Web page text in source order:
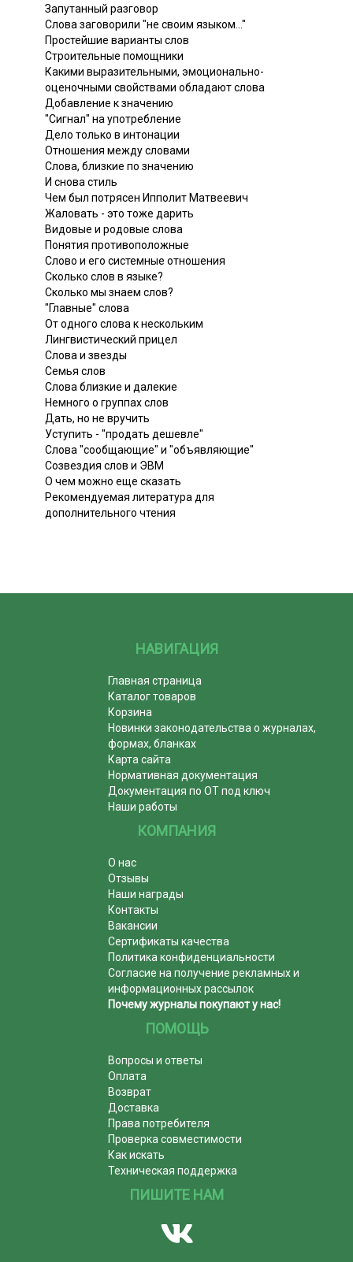
Запутанный разговор
Слова заговорили "не своим языком..."
Простейшие варианты слов
Строительные помощники
Какими выразительными, эмоционально-
оценочными свойствами обладают слова
Добавление к значению
"Сигнал" на употребление
Дело только в интонации
Отношения между словами
Слова, близкие по значению
И снова стиль
Чем был потрясен Ипполит Матвеевич
Жаловать - это тоже дарить
Видовые и родовые слова
Понятия противоположные
Слово и его системные отношения
Сколько слов в языке?
Сколько мы знаем слов?
"Главные" слова
От одного слова к нескольким
Лингвистический прицел
Слова и звезды
Семья слов
Слова близкие и далекие
Немного о группах слов
Дать, но не вручить
Уступить - "продать дешевле"
Слова "сообщающие" и "объявляющие"
Созвездия слов и ЭВМ
О чем можно еще сказать
Рекомендуемая литература для
дополнительного чтения
НАВИГАЦИЯ
Главная страница
Каталог товаров
Корзина
Новинки законодательства о журналах,
формах, бланках
Карта сайта
Нормативная документация
Документация по ОТ под ключ
Наши работы
КОМПАНИЯ
О нас
Отзывы
Наши награды
Контакты
Вакансии
Сертификаты качества
Политика конфиденциальности
Согласие на получение рекламных и
информационных рассылок
Почему журналы покупают у нас!
ПОМОЩЬ
Вопросы и ответы
Оплата
Возврат
Доставка
Права потребителя
Проверка совместимости
Как искать
Техническая поддержка
ПИШИТЕ НАМ